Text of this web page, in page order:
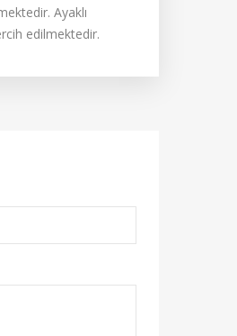
Ayaklı
edilmektedir.